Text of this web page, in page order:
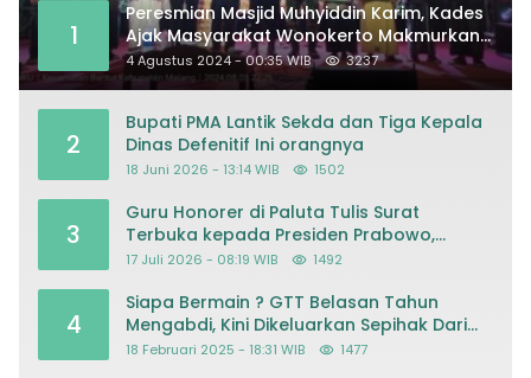
1
Peresmian Masjid Muhyiddin Karim, Kades
Ajak Masyarakat Wonokerto Makmurkan
Masjid
4 Agustus 2024 - 00:35 WIB 3237
2
Bupati PMA Lantik Sekda dan Tiga Kepala
Dinas Defenitif Ini orangnya
18 Juni 2026 - 13:14 WIB 1502
3
Guru Honorer di Paluta Tulis Surat
Terbuka kepada Presiden Prabowo,
Mohon Keadilan atas Dugaan
17 Juli 2026 - 08:19 WIB 1492
4
Siapa Bermain ? GTT Belasan Tahun
Mengabdi, Kini Dikeluarkan Sepihak Dari
Dapodik
18 Februari 2025 - 18:31 WIB 1477